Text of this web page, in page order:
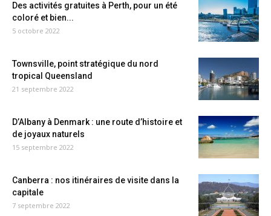
Des activités gratuites à Perth, pour un été
coloré et bien...
5 octobre 2022
Townsville, point stratégique du nord
tropical Queensland
21 septembre 2022
D’Albany à Denmark : une route d’histoire et
de joyaux naturels
15 septembre 2022
Canberra : nos itinéraires de visite dans la
capitale
7 septembre 2022